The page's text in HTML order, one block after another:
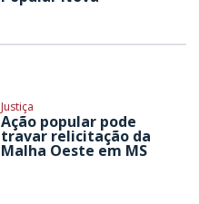
Justiça
Ação popular pode
travar relicitação da
Malha Oeste em MS